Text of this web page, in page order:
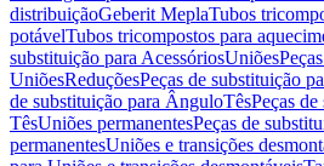
distribuiçãoGeberit MeplaTubos
potávelTubos tricompostos para
substituição para AcessóriosUniões
UniõesReduçõesPeças de substituição
de substituição para ÂnguloTêsPeças
TêsUniões permanentesPeças de
permanentesUniões e transições